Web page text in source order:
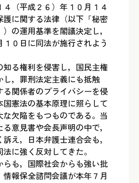
（平成２６）年１０月１４
護に関する法律（以下「秘密
の運用基準を閣議決定し，
０日に同法が施行されよう
る権利を侵害し，国民主権
し，罪刑法定主義にも抵触
る関係者のプライバシーを侵
国憲法の基本原理に照らして
欠陥をもつものである。当
意見書や会長声明の中で，
え，日本弁護士連合会も，
に強く反対してきた。
も，国際社会からも強い批
報保全諮問会議が本年７月